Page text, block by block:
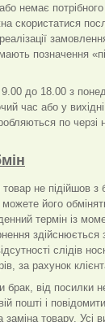
немає
скористатися
позначення
9.00 до 18.00 з
час або у вихідні
по черзі
не підійшов з
його
термін із
здійснюється
слідів
за рахунок
від посилки
пошті і
заміна товару. Усі